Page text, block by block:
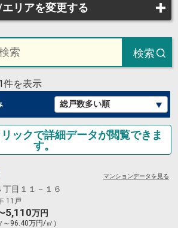
リアを変更する
検索
件を表示
ックで詳細データが閲覧できま
す。
目１１－１６
11戸
5,110万円
～96.40万円/㎡）
マンションデータを見る